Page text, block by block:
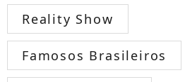
Reality Show
Famosos Brasileiros